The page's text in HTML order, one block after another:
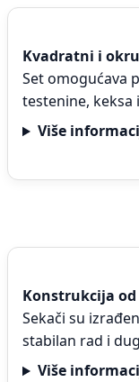
Kvadratni i
Set omogućava
testenine, keksa
Više
Konstrukcija
Sekači su
stabilan rad i
Više